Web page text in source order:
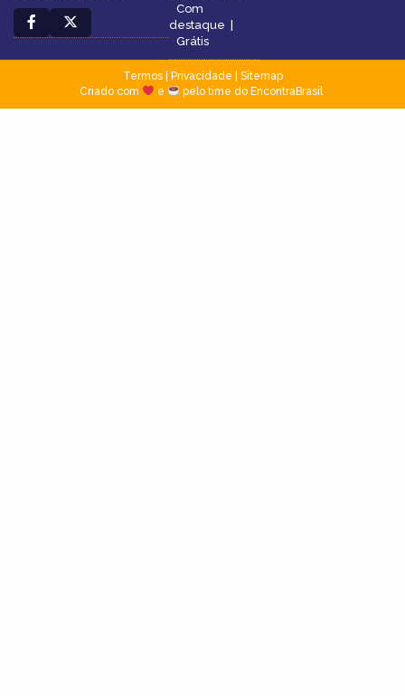
Com
destaque |
Grátis
Termos| Privacidade
Sitemap
Criado com
e pelo time do EncontraBrasil